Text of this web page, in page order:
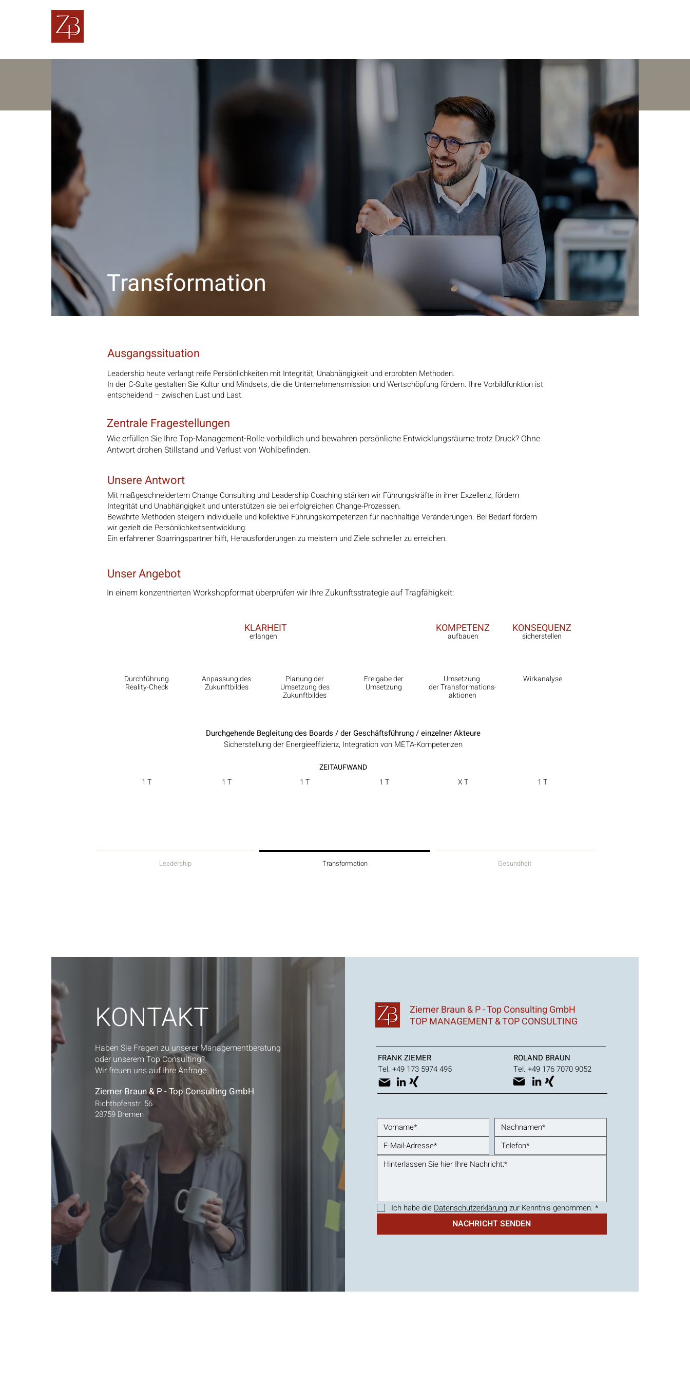
Transformation
Ausgangssituation
Leadership heute verlangt reife Persönlichkeiten mit Integrität, Unabhängigkeit und erprobten Methoden.
In der C-Suite gestalten Sie Kultur und Mindsets, die die Unternehmensmission und Wertschöpfung fördern. Ihre Vorbildfunktion ist
entscheidend – zwischen Lust und Last.
Zentrale Fragestellungen
Wie erfüllen Sie Ihre Top-Management-Rolle vorbildlich und bewahren persönliche Entwicklungsräume trotz Druck? Ohne
Antwort drohen Stillstand und Verlust von Wohlbefinden.
Unsere Antwort
Mit maßgeschneidertem Change Consulting und Leadership Coaching stärken wir Führungskräfte in ihrer Exzellenz, fördern
Integrität und Unabhängigkeit und unterstützen sie bei erfolgreichen Change-Prozessen.
Bewährte Methoden steigern individuelle und kollektive Führungskompetenzen für nachhaltige Veränderungen. Bei Bedarf fördern
wir gezielt die Persönlichkeitsentwicklung.
Ein erfahrener Sparringspartner hilft, Herausforderungen zu meistern und Ziele schneller zu erreichen.
Unser Angebot
In einem konzentrierten Workshopformat überprüfen wir Ihre Zukunftsstrategie auf Tragfähigkeit:
erlangen
KLARHEIT
aufbauen
KOMPETENZ
sicherstellen
KONSEQUENZ
Durchführung
Reality-Check
Anpassung des
Zukunftbildes
Planung der
Umsetzung des
Zukunftbildes
Freigabe der
Umsetzung
Umsetzung
der Transformations-
aktionen
Wirkanalyse
Durchgehende Begleitung des Boards / der Geschäftsführung / einzelner Akteure
Sicherstellung der Energieeffizienz, Integration von META-Kompetenzen
ZEITAUFWAND
1 T
1 T 1 T 1 T X T 1 T
Leadership Transformation Gesundheit
KONTAKT
Haben Sie Fragen zu unserer Managementberatung
oder unserem Top Consulting?
Wir freuen uns auf Ihre Anfrage.
Ziemer Braun & P - Top Consulting GmbH
Richthofenstr. 56
28759 Bremen
Ziemer Braun & P - Top Consulting GmbH
TOP MANAGEMENT & TOP CONSULTING
FRANK ZIEMER
Tel. +49 173 5974 495
ROLAND BRAUN
Tel. +49 176 7070 9052
Ich habe die Datenschutzerklärung zur Kenntnis genommen. *
NACHRICHT SENDEN